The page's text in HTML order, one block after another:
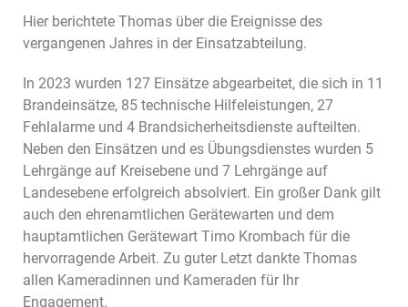
Hier berichtete Thomas über die Ereignisse des
vergangenen Jahres in der Einsatzabteilung.
In 2023 wurden 127 Einsätze abgearbeitet, die sich in 11
Brandeinsätze, 85 technische Hilfeleistungen, 27
Fehlalarme und 4 Brandsicherheitsdienste aufteilten.
Neben den Einsätzen und es Übungsdienstes wurden 5
Lehrgänge auf Kreisebene und 7 Lehrgänge auf
Landesebene erfolgreich absolviert. Ein großer Dank gilt
auch den ehrenamtlichen Gerätewarten und dem
hauptamtlichen Gerätewart Timo Krombach für die
hervorragende Arbeit. Zu guter Letzt dankte Thomas
allen Kameradinnen und Kameraden für Ihr
Engagement.